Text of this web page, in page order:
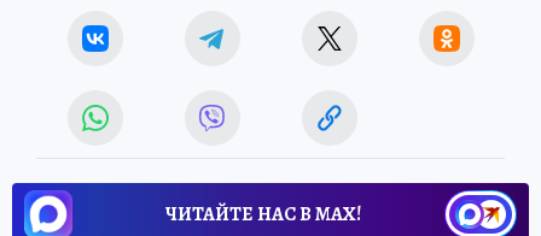
ЧИТАЙТЕ НАС В МАХ!